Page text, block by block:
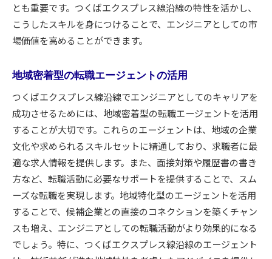
とも重要です。つくばエクスプレス線沿線の特性を活かし、
こうしたスキルを身につけることで、エンジニアとしての市
場価値を高めることができます。
地域密着型の転職エージェントの活用
つくばエクスプレス線沿線でエンジニアとしてのキャリアを
成功させるためには、地域密着型の転職エージェントを活用
することが大切です。これらのエージェントは、地域の企業
文化や求められるスキルセットに精通しており、求職者に最
適な求人情報を提供します。また、面接対策や履歴書の書き
方など、転職活動に必要なサポートを提供することで、スム
ーズな転職を実現します。地域特化型のエージェントを活用
することで、候補企業との直接のコネクションを築くチャン
スも増え、エンジニアとしての転職活動がより効果的になる
でしょう。特に、つくばエクスプレス線沿線のエージェント